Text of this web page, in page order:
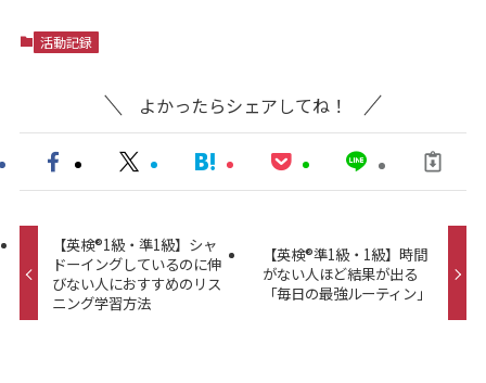
活動記録
よかったらシェアしてね！
【英検®︎1級・準1級】シャ
ドーイングしているのに伸
びない人におすすめのリス
ニング学習方法
【英検®準1級・1級】時間
がない人ほど結果が出る
「毎日の最強ルーティン」